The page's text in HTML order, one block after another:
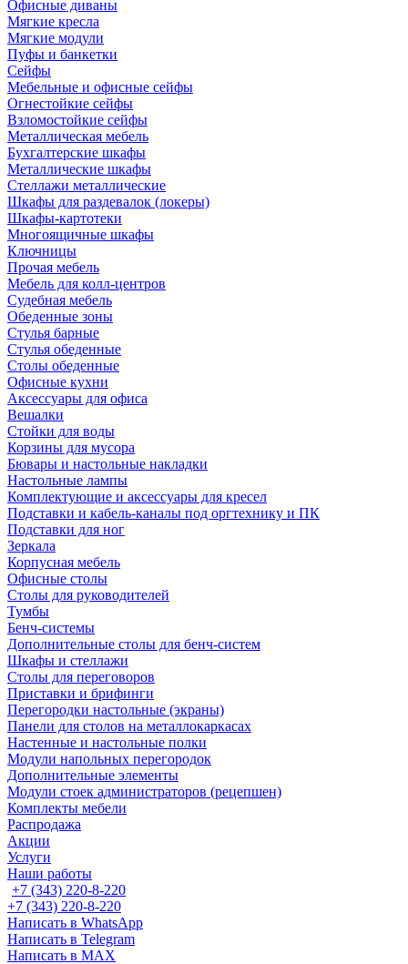
Офисные диваны
Мягкие кресла
Мягкие модули
Пуфы и банкетки
Сейфы
Мебельные и офисные сейфы
Огнестойкие сейфы
Взломостойкие сейфы
Металлическая мебель
Бухгалтерские шкафы
Металлические шкафы
Стеллажи металлические
Шкафы для раздевалок (локеры)
Шкафы-картотеки
Многоящичные шкафы
Ключницы
Прочая мебель
Мебель для колл-центров
Судебная мебель
Обеденные зоны
Стулья барные
Стулья обеденные
Столы обеденные
Офисные кухни
Аксессуары для офиса
Вешалки
Стойки для воды
Корзины для мусора
Бювары и настольные накладки
Настольные лампы
Комплектующие и аксессуары для кресел
Подставки и кабель-каналы под оргтехнику и ПК
Подставки для ног
Зеркала
Корпусная мебель
Офисные столы
Столы для руководителей
Тумбы
Бенч-системы
Дополнительные столы для бенч-систем
Шкафы и стеллажи
Столы для переговоров
Приставки и брифинги
Перегородки настольные (экраны)
Панели для столов на металлокаркасах
Настенные и настольные полки
Модули напольных перегородок
Дополнительные элементы
Модули стоек администраторов (рецепшен)
Комплекты мебели
Распродажа
Акции
Услуги
Наши работы
+7 (343) 220-8-220
+7 (343) 220-8-220
Написать в WhatsApp
Написать в Telegram
Написать в MAX